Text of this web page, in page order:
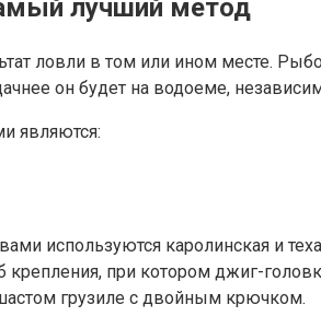
лучший метод
ловли в том или ином месте.
он будет на водоеме,
являются:
используются каролинская и
крепления, при котором джиг-
грузиле с двойным крючком.